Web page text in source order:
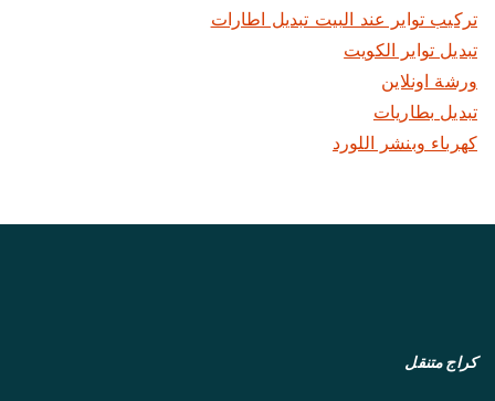
تركيب تواير عند البيت تبديل اطارات
تبديل تواير الكويت
ورشة اونلاين
تبديل بطاريات
كهرباء وبنشر اللورد
كراج متنقل